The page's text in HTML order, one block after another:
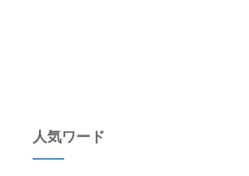
人気ワード